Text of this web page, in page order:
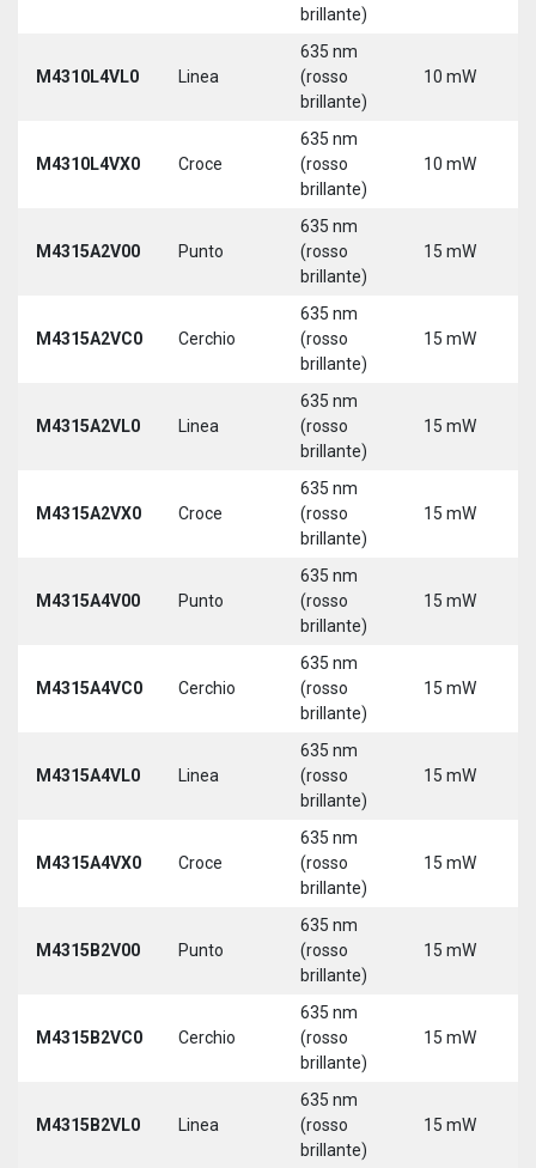
brillante)
M4310L4VL0 Linea
635 nm
(rosso
brillante)
10 mW
M4310L4VX0 Croce
635 nm
(rosso
brillante)
10 mW
M4315A2V00 Punto
635 nm
(rosso
brillante)
15 mW
M4315A2VC0 Cerchio
635 nm
(rosso
brillante)
15 mW
M4315A2VL0 Linea
635 nm
(rosso
brillante)
15 mW
M4315A2VX0 Croce
635 nm
(rosso
brillante)
15 mW
M4315A4V00 Punto
635 nm
(rosso
brillante)
15 mW
M4315A4VC0 Cerchio
635 nm
(rosso
brillante)
15 mW
M4315A4VL0 Linea
635 nm
(rosso
brillante)
15 mW
M4315A4VX0 Croce
635 nm
(rosso
brillante)
15 mW
M4315B2V00 Punto
635 nm
(rosso
brillante)
15 mW
M4315B2VC0 Cerchio
635 nm
(rosso
brillante)
15 mW
M4315B2VL0 Linea
635 nm
(rosso
brillante)
15 mW